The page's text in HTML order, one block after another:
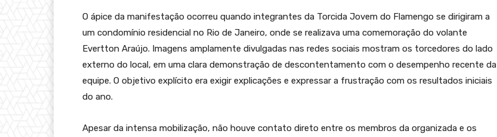
O ápice da manifestação ocorreu quando integrantes da Torcida Jovem do Flamengo se dirigiram a
um condomínio residencial no Rio de Janeiro, onde se realizava uma comemoração do volante
Evertton Araújo. Imagens amplamente divulgadas nas redes sociais mostram os torcedores do lado
externo do local, em uma clara demonstração de descontentamento com o desempenho recente da
equipe. O objetivo explícito era exigir explicações e expressar a frustração com os resultados iniciais
do ano.
Apesar da intensa mobilização, não houve contato direto entre os membros da organizada e os